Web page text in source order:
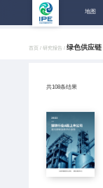
地图
首页 / 研究报告 / 绿色供应链
共108条结果